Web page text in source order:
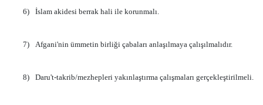
6) İslam akidesi berrak hali ile korunmalı.
7) Afgani'nin ümmetin birliği çabaları anlaşılmaya çalışılmalıdır.
8) Daru't-takrib/mezhepleri yakınlaştırma çalışmaları gerçekleştirilmeli.